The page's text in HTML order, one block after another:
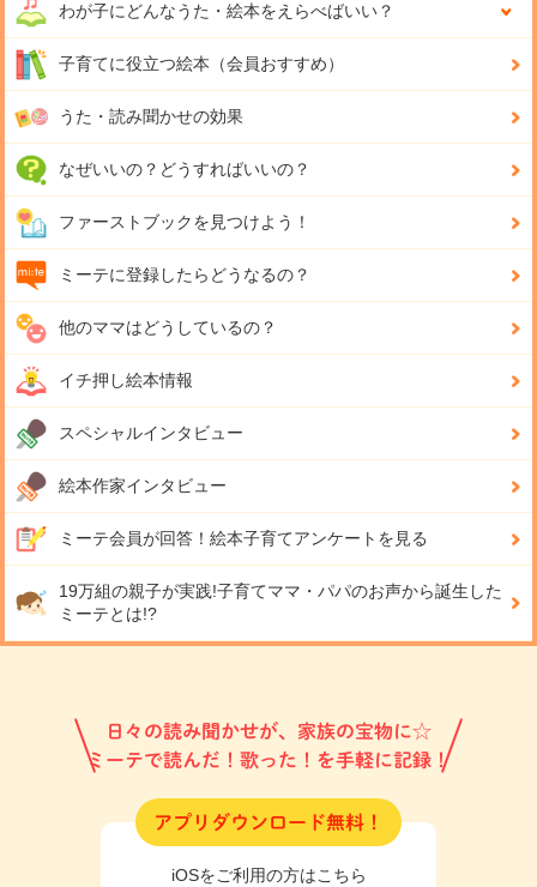
わが子にどんなうた・絵本をえらべばいい？
子育てに役立つ絵本（会員おすすめ）
うた・読み聞かせの効果
なぜいいの？どうすればいいの？
ファーストブックを見つけよう！
ミーテに登録したらどうなるの？
他のママはどうしているの？
イチ押し絵本情報
スペシャルインタビュー
絵本作家インタビュー
ミーテ会員が回答！ 絵本子育てアンケートを見る
19万組の親子が実践!子育てママ・パパのお声から誕生した
ミーテとは!?
日々の読み聞かせが、家族の宝物に☆
ミーテで読んだ！歌った！を手軽に記録！
アプリダウンロード無料！
iOSをご利用の方はこちら